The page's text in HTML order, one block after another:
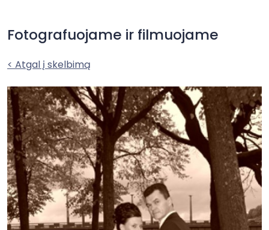
Fotografuojame ir filmuojame
< Atgal į skelbimą